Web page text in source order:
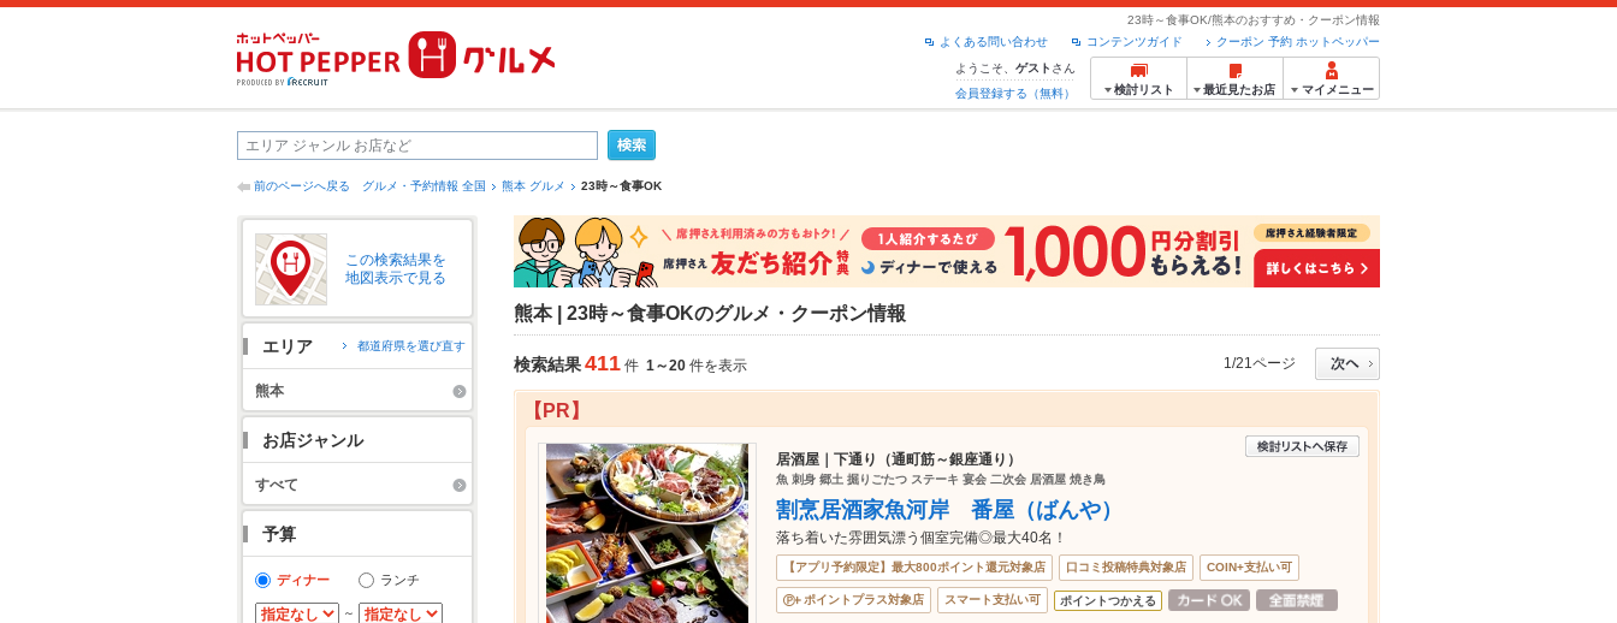
23時～食事OK/熊本のおすすめ・クーポン情報
クーポン 予約 ホットペッパー
コンテンツガイド
よくある問い合わせ
ようこそ、 ゲスト さん
会員登録する（無料）
検討リスト 最近見たお店 マイメニュー
前のページへ戻る グルメ・予約情報 全国 熊本 グルメ 23時～食事OK
この検索結果を
地図表示で見る
エリア 都道府県を選び直す
熊本
お店ジャンル
すべて
予算
ディナー ランチ
～
熊本 | 23時～食事OKのグルメ・クーポン情報
検索結果411 件 1～20 件を表示 1/21ページ
【PR】
居酒屋｜下通り（通町筋～銀座通り）
魚 刺身 郷土 掘りごたつ ステーキ 宴会 二次会 居酒屋 焼き鳥
割烹居酒家魚河岸 番屋（ばんや）
落ち着いた雰囲気漂う個室完備◎最大40名！
【アプリ予約限定】最大800ポイント還元対象店 口コミ投稿特典対象店 COIN+支払い可
ポイントプラス対象店 スマート支払い可 ポイントつかえる